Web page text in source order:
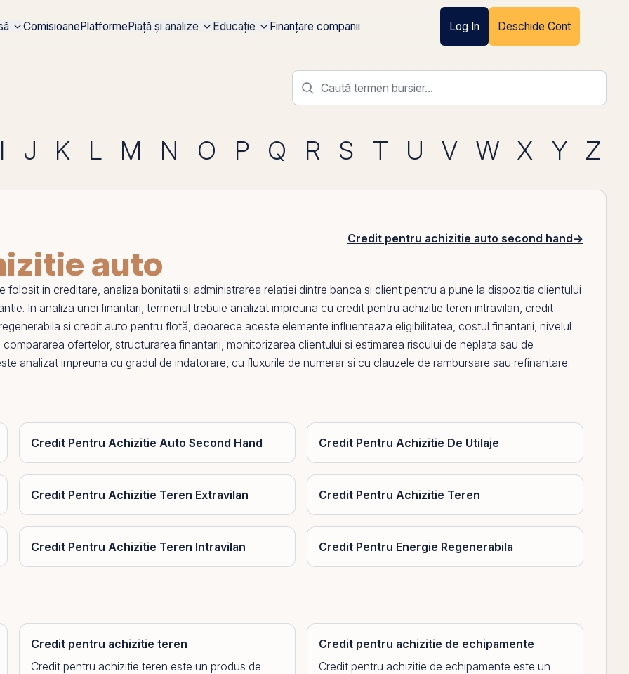
ComisioanePlatformePiață și analize Educație Finanțare companii Log In Deschide Cont
I J K L M N O P Q R S T U V W X Y Z
Credit pentru achizitie auto second hand→
auto
folosit in creditare, analiza bonitatii si administrarea relatiei dintre banca si client pentru a pune la dispozitia clientului
In analiza unei finantari, termenul trebuie analizat impreuna cu credit pentru achizitie teren intravilan, credit
si credit auto pentru flotă, deoarece aceste elemente influenteaza eligibilitatea, costul finantarii, nivelul
ofertelor, structurarea finantarii, monitorizarea clientului si estimarea riscului de neplata sau de
analizat impreuna cu gradul de indatorare, cu fluxurile de numerar si cu clauzele de rambursare sau refinantare.
Credit Pentru Achizitie Auto Second Hand Credit Pentru Achizitie De Utilaje
Credit Pentru Achizitie Teren Extravilan Credit Pentru Achizitie Teren
Credit Pentru Achizitie Teren Intravilan Credit Pentru Energie Regenerabila
Credit pentru achizitie teren
Credit pentru achizitie teren este un produs de
Credit pentru achizitie de echipamente
Credit pentru achizitie de echipamente este un